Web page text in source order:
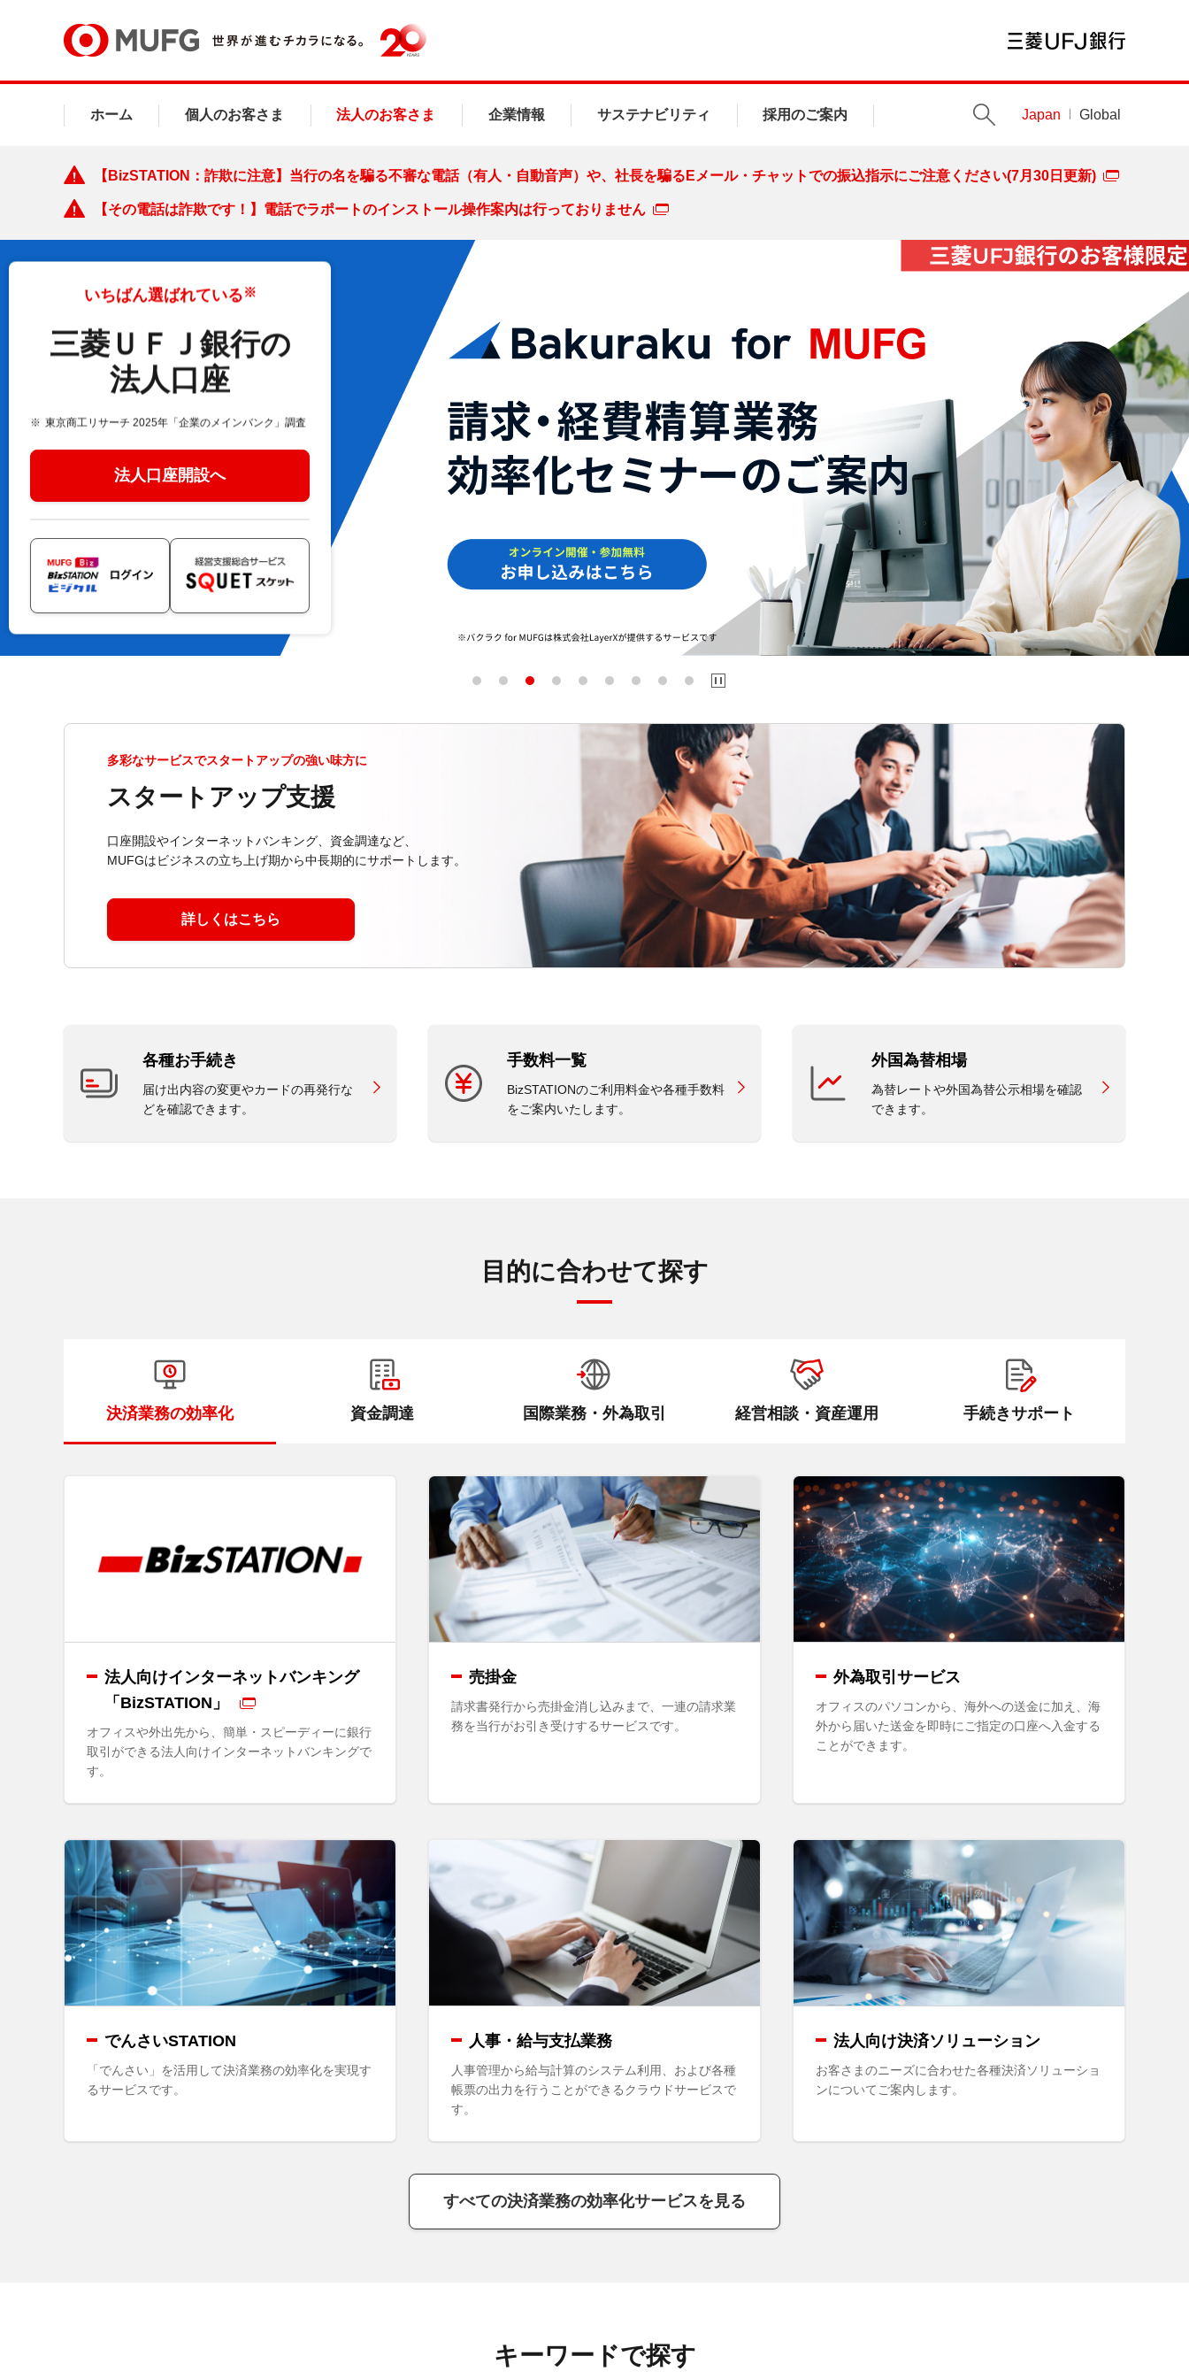
ホーム 個人のお客さま 法人のお客さま 企業情報 サステナビリティ 採用のご案内 Japan Global
【BizSTATION：詐欺に注意】当行の名を騙る不審な電話（有人・自動音声）や、社長を騙るEメール・チャットでの振込指示にご注意ください(7月30日更新)
【その電話は詐欺です！】電話でラポートのインストール操作案内は行っておりません
いちばん選ばれている※
三菱ＵＦＪ銀行の
法人口座
東京商工リサーチ 2025年「企業のメインバンク」調査
法人口座開設へ
多彩なサービスでスタートアップの強い味方に
スタートアップ支援
口座開設やインターネットバンキング、資金調達など、
MUFGはビジネスの立ち上げ期から中長期的にサポートします。
詳しくはこちら
各種お手続き
届け出内容の変更やカードの再発行な
どを確認できます。
手数料一覧
BizSTATIONのご利用料金や各種手数料
をご案内いたします。
外国為替相場
為替レートや外国為替公示相場を確認
できます。
目的に合わせて探す
決済業務の効率化 資金調達 国際業務・外為取引 経営相談・資産運用 手続きサポート
法人向けインターネットバンキング
「BizSTATION」
オフィスや外出先から、簡単・スピーディーに銀行
取引ができる法人向けインターネットバンキングで
す。
売掛金
請求書発行から売掛金消し込みまで、一連の請求業
務を当行がお引き受けするサービスです。
外為取引サービス
オフィスのパソコンから、海外への送金に加え、海
外から届いた送金を即時にご指定の口座へ入金する
ことができます。
でんさいSTATION
「でんさい」を活用して決済業務の効率化を実現す
るサービスです。
人事・給与支払業務
人事管理から給与計算のシステム利用、および各種
帳票の出力を行うことができるクラウドサービスで
す。
法人向け決済ソリューション
お客さまのニーズに合わせた各種決済ソリューショ
ンについてご案内します。
すべての決済業務の効率化サービスを見る
キーワードで探す